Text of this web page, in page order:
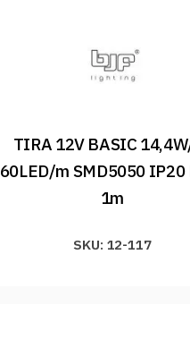
TIRA 12V BASIC
60LED/m SMD5050 IP20
1m
SKU: 12-117